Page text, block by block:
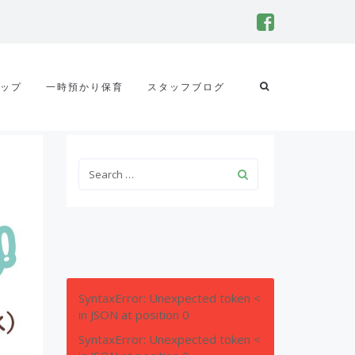
プ 一時預かり保育 スタッフブログ
SyntaxError: Unexpected token <
in JSON at position 0
SyntaxError: Unexpected token <